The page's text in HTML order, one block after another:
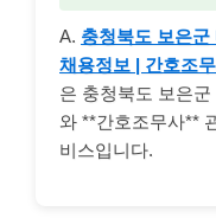
A. 충청북도 보은
채용정보 | 간호조
은 충청북도 보은
와 **간호조무사**
비스입니다.